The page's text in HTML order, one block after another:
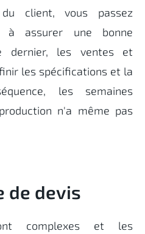
du client, vous passez
à assurer une bonne
dernier, les ventes et
les spécifications et la
les semaines
n'a même pas
de devis
complexes et les